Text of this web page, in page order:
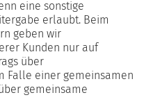
eine sonstige
erlaubt. Beim
geben wir
Kunden nur auf
über
Falle einer gemeinsamen
gemeinsame